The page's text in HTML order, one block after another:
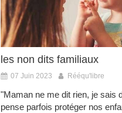
les non dits familiaux
07 Juin 2023 Rééqu'libre
"Maman ne me dit rien, je sais
pense parfois protéger nos